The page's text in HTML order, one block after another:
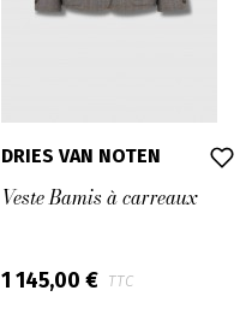
DRIES VAN NOTEN
Veste Bamis à carreaux
1 145,00 € TTC